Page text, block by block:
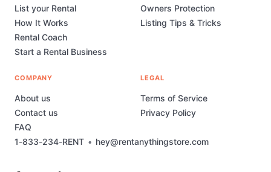
1-833-234-RENT • hey@rentanythingstore.com
List your Rental
How It Works
Rental Coach
Start a Rental Business
Owners Protection
Listing Tips & Tricks
COMPANY
About us
Contact us
FAQ
LEGAL
Terms of Service
Privacy Policy